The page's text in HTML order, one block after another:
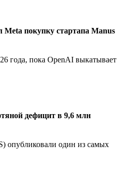
покупку стартапа Manus
года, пока OpenAI выкатывает
дефицит в 9,6 млн
опубликовали один из самых